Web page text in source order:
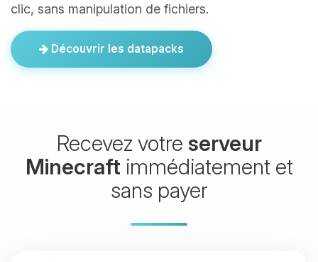
clic, sans manipulation de fichiers.
Découvrir les datapacks
Recevez votre serveur
Minecraft immédiatement et
sans payer